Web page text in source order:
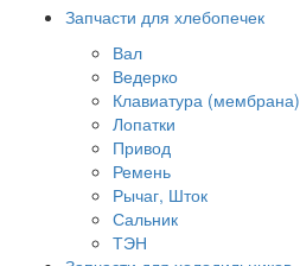
Запчасти для хлебопечек
Вал
Ведерко
Клавиатура (мембрана)
Лопатки
Привод
Ремень
Рычаг, Шток
Сальник
ТЭН